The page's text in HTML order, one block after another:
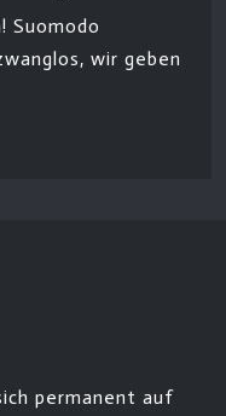
Suomodo
wir geben
permanent auf